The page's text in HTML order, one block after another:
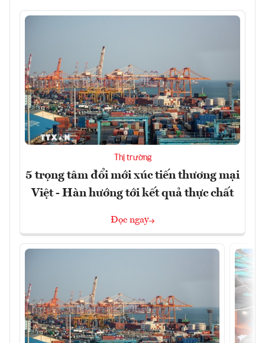
Thị trường
5 trọng tâm đổi mới xúc tiến thương mại
Việt - Hàn hướng tới kết quả thực chất
Đọc ngay